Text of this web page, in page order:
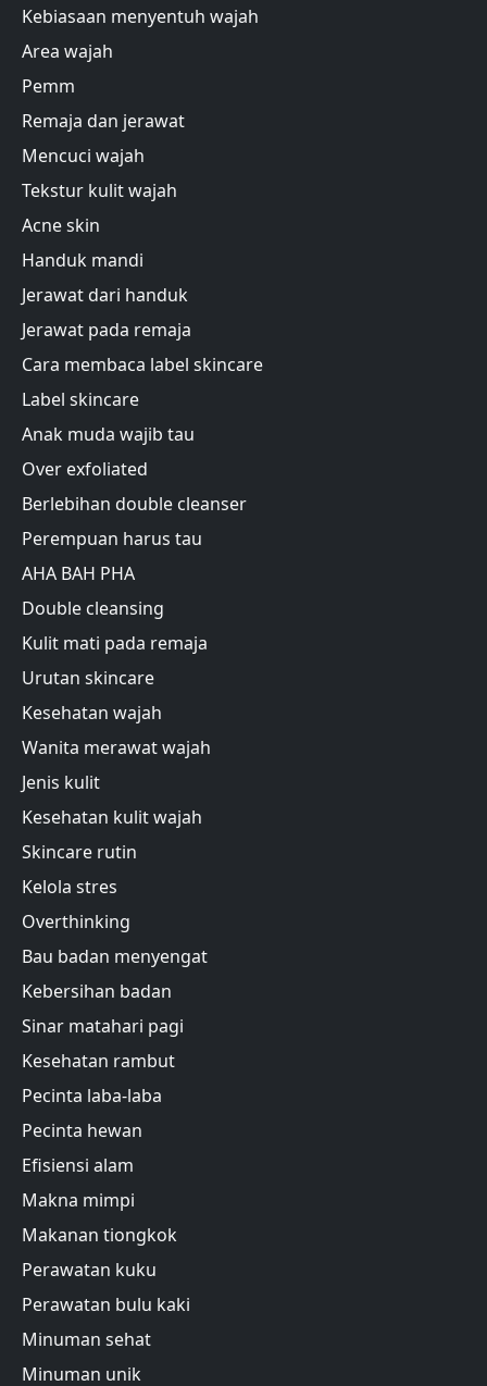
Kebiasaan menyentuh wajah
Area wajah
Pemm
Remaja dan jerawat
Mencuci wajah
Tekstur kulit wajah
Acne skin
Handuk mandi
Jerawat dari handuk
Jerawat pada remaja
Cara membaca label skincare
Label skincare
Anak muda wajib tau
Over exfoliated
Berlebihan double cleanser
Perempuan harus tau
AHA BAH PHA
Double cleansing
Kulit mati pada remaja
Urutan skincare
Kesehatan wajah
Wanita merawat wajah
Jenis kulit
Kesehatan kulit wajah
Skincare rutin
Kelola stres
Overthinking
Bau badan menyengat
Kebersihan badan
Sinar matahari pagi
Kesehatan rambut
Pecinta laba-laba
Pecinta hewan
Efisiensi alam
Makna mimpi
Makanan tiongkok
Perawatan kuku
Perawatan bulu kaki
Minuman sehat
Minuman unik